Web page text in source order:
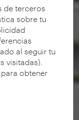
de terceros
sobre tu
al seguir tu
visitadas).
para obtener